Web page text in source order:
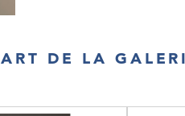
DE LA